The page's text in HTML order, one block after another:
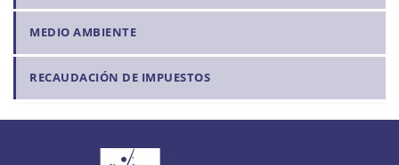
MEDIO AMBIENTE
RECAUDACIÓN DE IMPUESTOS